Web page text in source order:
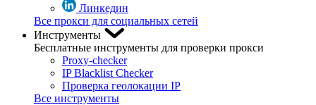
Линкедин
Все прокси для социальных сетей
Инструменты
Бесплатные инструменты для проверки прокси
Proxy-checker
IP Blacklist Checker
Проверка геолокации IP
Все инструменты